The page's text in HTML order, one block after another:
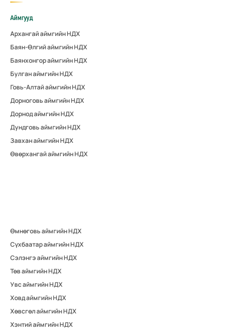
Аймгууд
Архангай аймгийн НДХ
Баян-Өлгий аймгийн НДХ
Баянхонгор аймгийн НДХ
Булган аймгийн НДХ
Говь-Алтай аймгийн НДХ
Дорноговь аймгийн НДХ
Дорнод аймгийн НДХ
Дундговь аймгийн НДХ
Завхан аймгийн НДХ
Өвөрхангай аймгийн НДХ
Өмнөговь аймгийн НДХ
Сүхбаатар аймгийн НДХ
Сэлэнгэ аймгийн НДХ
Төв аймгийн НДХ
Увс аймгийн НДХ
Ховд аймгийн НДХ
Хөвсгөл аймгийн НДХ
Хэнтий аймгийн НДХ